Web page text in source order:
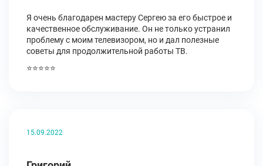
Я очень благодарен мастеру Сергею за его быстрое и
качественное обслуживание. Он не только устранил
проблему с моим телевизором, но и дал полезные
советы для продолжительной работы ТВ.
⭐⭐⭐⭐⭐
15.09.2022